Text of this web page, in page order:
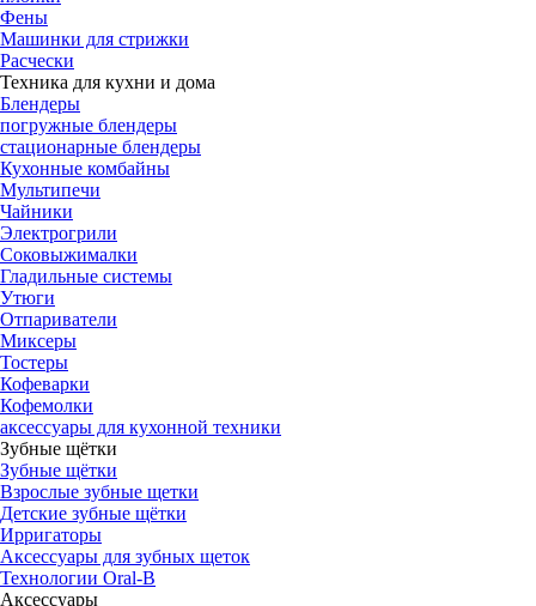
Фены
Машинки для стрижки
Расчески
Техника для кухни и дома
Блендеры
погружные блендеры
стационарные блендеры
Кухонные комбайны
Мультипечи
Чайники
Электрогрили
Соковыжималки
Гладильные системы
Утюги
Отпариватели
Миксеры
Тостеры
Кофеварки
Кофемолки
аксессуары для кухонной техники
Зубные щётки
Зубные щётки
Взрослые зубные щетки
Детские зубные щётки
Ирригаторы
Аксессуары для зубных щеток
Технологии Oral-B
Аксессуары